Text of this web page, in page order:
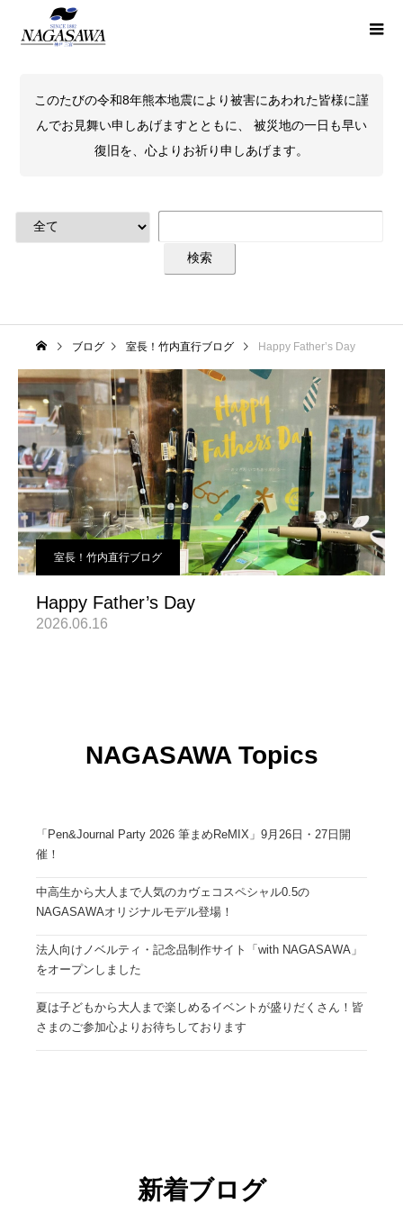
このたびの令和8年熊本地震により被害にあわれた皆様に謹
んでお見舞い申しあげますとともに、 被災地の一日も早い
復旧を、心よりお祈り申しあげます。
ブログ 室長！竹内直行ブログ Happy Father’s Day
室長！竹内直行ブログ
Happy Father’s Day
2026.06.16
NAGASAWA Topics
「Pen&Journal Party 2026 筆まめReMIX」9月26日・27日開
催！
中高生から大人まで人気のカヴェコスペシャル0.5の
NAGASAWAオリジナルモデル登場！
法人向けノベルティ・記念品制作サイト「with NAGASAWA」
をオープンしました
夏は子どもから大人まで楽しめるイベントが盛りだくさん！皆
さまのご参加心よりお待ちしております
新着ブログ